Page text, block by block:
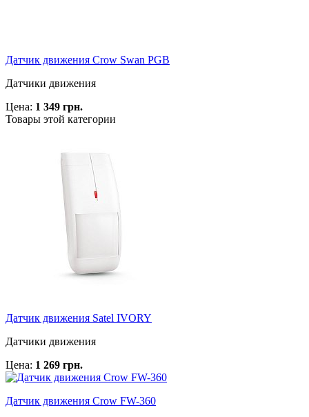
Датчик движения Crow Swan PGB
Датчики движения
Цена: 1 349 грн.
Товары этой категории
Датчик движения Satel IVORY
Датчики движения
Цена: 1 269 грн.
Датчик движения Crow FW-360